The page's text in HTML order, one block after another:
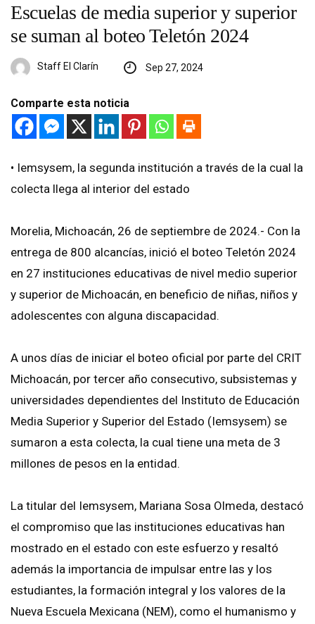
Escuelas de media superior y superior
se suman al boteo Teletón 2024
Staff El Clarín Sep 27, 2024
Comparte esta noticia
•⁠ ⁠Iemsysem, la segunda institución a través de la cual la
colecta llega al interior del estado
Morelia, Michoacán, 26 de septiembre de 2024.- Con la
entrega de 800 alcancías, inició el boteo Teletón 2024
en 27 instituciones educativas de nivel medio superior
y superior de Michoacán, en beneficio de niñas, niños y
adolescentes con alguna discapacidad.
A unos días de iniciar el boteo oficial por parte del CRIT
Michoacán, por tercer año consecutivo, subsistemas y
universidades dependientes del Instituto de Educación
Media Superior y Superior del Estado (Iemsysem) se
sumaron a esta colecta, la cual tiene una meta de 3
millones de pesos en la entidad.
La titular del Iemsysem, Mariana Sosa Olmeda, destacó
el compromiso que las instituciones educativas han
mostrado en el estado con este esfuerzo y resaltó
además la importancia de impulsar entre las y los
estudiantes, la formación integral y los valores de la
Nueva Escuela Mexicana (NEM), como el humanismo y